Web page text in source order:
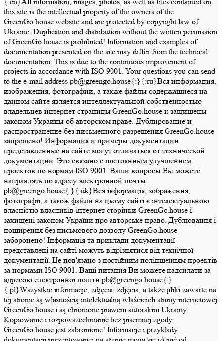
this site is the intellectual property of the owners of the
GreenGo.house website and are protected by copyright law of
Ukraine. Duplication and distribution without the written permission
of GreenGo.house is prohibited! Information and examples of
documentation presented on the site may differ from the technical
documentation. This is due to the continuous improvement of
projects in accordance with ISO 9001. Your questions you can send
to the e-mail address pb@greengo.house{:}{:ru}Вся информация,
изображения, фотографии, а также файлы содержащиеся на
данном сайте является интеллектуальной собственностью
владельцев интернет страницы GreenGo.house и защищены
законом Украины об авторском праве. Дублирование и
распространение без письменного разрешения GreenGo.house
запрещено! Информация и примеры документации
представленные на сайте могут отличаться от технической
документации. Это связано с постоянным улучшением
проектов по нормам ISO 9001. Ваши вопросы Вы можете
направлять по адресу электронной почты
pb@greengo.house{:}{:uk}Вся інформація, зображення,
фотографії, а також файли на цьому сайті є інтелектуальною
власністю власників інтернет сторінки GreenGo.house і
захищені законом України про авторське право. Дублювання і
поширення без письмового дозволу GreenGo.house
заборонено! Інформація та приклади документації
представлені на сайті можуть відрізнятися від технічної
документації. Це пов'язано з постійним поліпшенням проектів
за нормами ISO 9001. Ваші питання Ви можете надсилати за
адресою електронної пошти pb@greengo.house{:}
{:pl}Wszystkie informacje, zdjęcia, zdjęcia, a także pliki zawarte na
tej stronie są własnością intelektualną właścicieli strony internetowej
GreenGo.house i są chronione prawem autorskim Ukrainy.
Kopiowanie i rozpowszechnianie bez pisemnej zgody
GreenGo.house jest zabronione! Informacje i przykłady
dokumentacji prezentowanej na stronie mogą się różnić od